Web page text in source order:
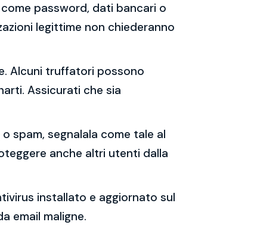
password, dati bancari o
legittime non chiederanno
Alcuni truffatori possono
Assicurati che sia
spam, segnalala come tale al
anche altri utenti dalla
installato e aggiornato sul
email maligne.